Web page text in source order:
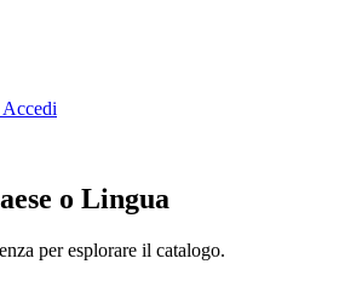
Accedi
o Lingua
per esplorare il catalogo.